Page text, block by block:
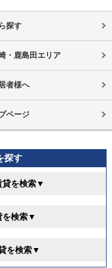
探す
・鹿島田エリア
者様へ
ページ
探す
貸を検索▼
を検索▼
を検索▼